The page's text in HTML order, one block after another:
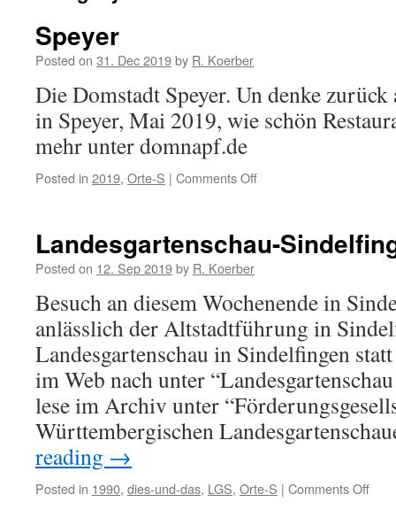
Speyer
Posted on 31. Dec 2019by R. Koerber
Die Domstadt Speyer. Un denke zurück
in Speyer, Mai 2019, wie schön
mehr unter domnapf.de
Posted in 2019, Orte-S | Comments Off
Landesgartenschau-
Posted on 12. Sep 2019by R. Koerber
Besuch an diesem Wochenende in
anlässlich der Altstadtführung in
Landesgartenschau in Sindelfingen
im Web nach unter
lese im Archiv unter
Württembergischen
reading →
Posted in 1990, dies-und-das, LGS, Orte-S | Comments Off